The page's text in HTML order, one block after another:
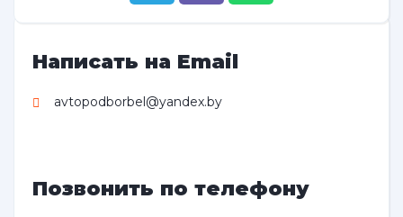
Написать на Email
avtopodborbel@yandex.by
Позвонить по телефону